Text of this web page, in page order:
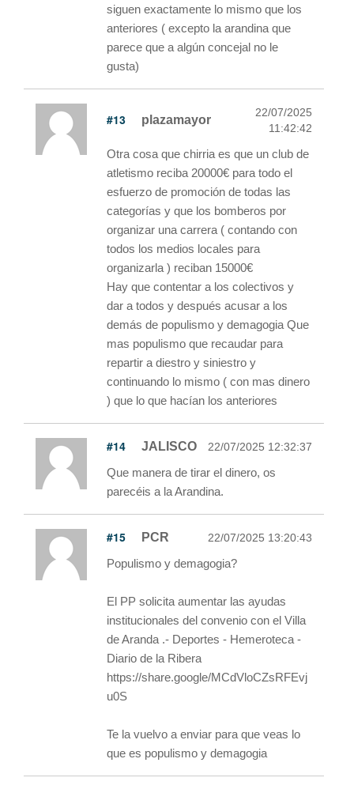
siguen exactamente lo mismo que los
anteriores ( excepto la arandina que
parece que a algún concejal no le
gusta)
#13 plazamayor
22/07/2025
11:42:42
Otra cosa que chirria es que un club de
atletismo reciba 20000€ para todo el
esfuerzo de promoción de todas las
categorías y que los bomberos por
organizar una carrera ( contando con
todos los medios locales para
organizarla ) reciban 15000€
Hay que contentar a los colectivos y
dar a todos y después acusar a los
demás de populismo y demagogia Que
mas populismo que recaudar para
repartir a diestro y siniestro y
continuando lo mismo ( con mas dinero
) que lo que hacían los anteriores
#14 JALISCO 22/07/2025 12:32:37
Que manera de tirar el dinero, os
parecéis a la Arandina.
#15 PCR 22/07/2025 13:20:43
Populismo y demagogia?
El PP solicita aumentar las ayudas
institucionales del convenio con el Villa
de Aranda .- Deportes - Hemeroteca -
Diario de la Ribera
https://share.google/MCdVloCZsRFEvj
u0S
Te la vuelvo a enviar para que veas lo
que es populismo y demagogia